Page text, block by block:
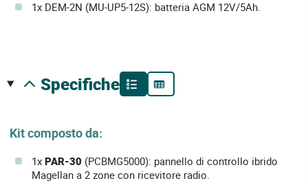
1x DEM-2N (MU-UP5-12S): batteria AGM 12V/5Ah.
specifiche
Kit composto da:
1x PAR-30 (PCBMG5000): pannello di controllo ibrido
Magellan a 2 zone con ricevitore radio.